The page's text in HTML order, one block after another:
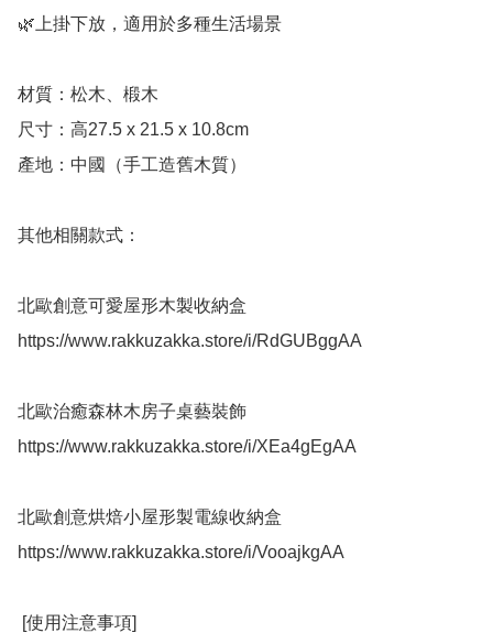
🌿上掛下放，適用於多種生活場景
材質：松木、椴木
尺寸：高27.5 x 21.5 x 10.8cm
產地：中國（手工造舊木質）
其他相關款式：
北歐創意可愛屋形木製收納盒
https://www.rakkuzakka.store/i/RdGUBggAA
北歐治癒森林木房子桌藝裝飾
https://www.rakkuzakka.store/i/XEa4gEgAA
北歐創意烘焙小屋形製電線收納盒
https://www.rakkuzakka.store/i/VooajkgAA